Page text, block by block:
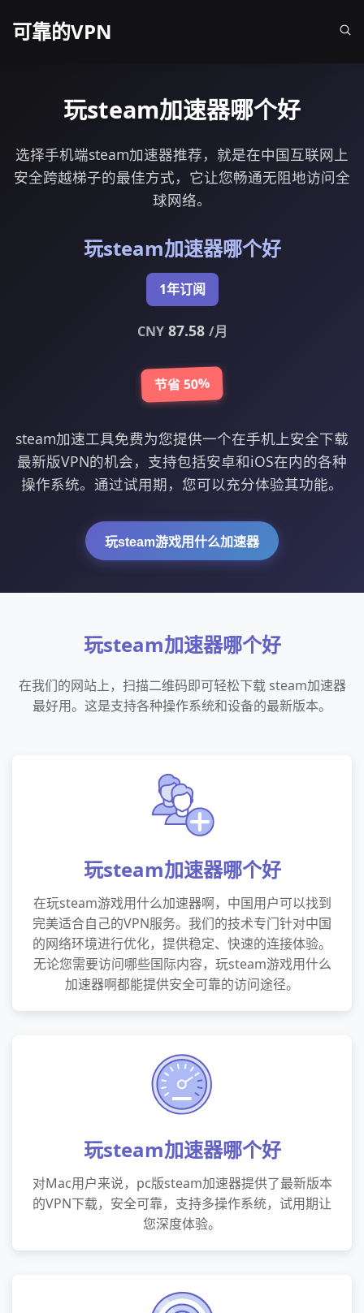
可靠的VPN
玩steam加速器哪个好
选择手机端steam加速器推荐，就是在中国互联网上
安全跨越梯子的最佳方式，它让您畅通无阻地访问全
球网络。
玩steam加速器哪个好
1年订阅
CNY87.58 /月
节省 50%
steam加速工具免费为您提供一个在手机上安全下载
最新版VPN的机会，支持包括安卓和iOS在内的各种
操作系统。通过试用期，您可以充分体验其功能。
玩steam游戏用什么加速器
玩steam加速器哪个好
在我们的网站上，扫描二维码即可轻松下载 steam加速器
最好用。这是支持各种操作系统和设备的最新版本。
玩steam加速器哪个好
在玩steam游戏用什么加速器啊，中国用户可以找到
完美适合自己的VPN服务。我们的技术专门针对中国
的网络环境进行优化，提供稳定、快速的连接体验。
无论您需要访问哪些国际内容，玩steam游戏用什么
加速器啊都能提供安全可靠的访问途径。
玩steam加速器哪个好
对Mac用户来说，pc版steam加速器提供了最新版本
的VPN下载，安全可靠，支持多操作系统，试用期让
您深度体验。